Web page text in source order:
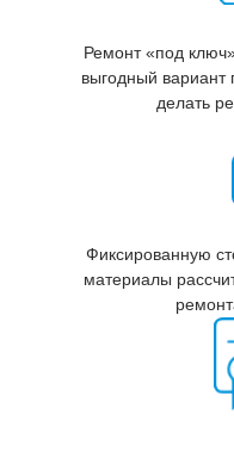
Ремонт «под
выгодный вариант
делать
Фиксированную
материалы